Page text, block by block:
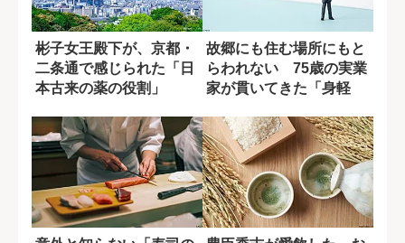
彬子女王殿下が、京都・
二条通で感じられた「日
本古来の薬の役割」
故郷にも住む場所にもと
らわれない 75歳の実業
家が貫いてきた「身軽